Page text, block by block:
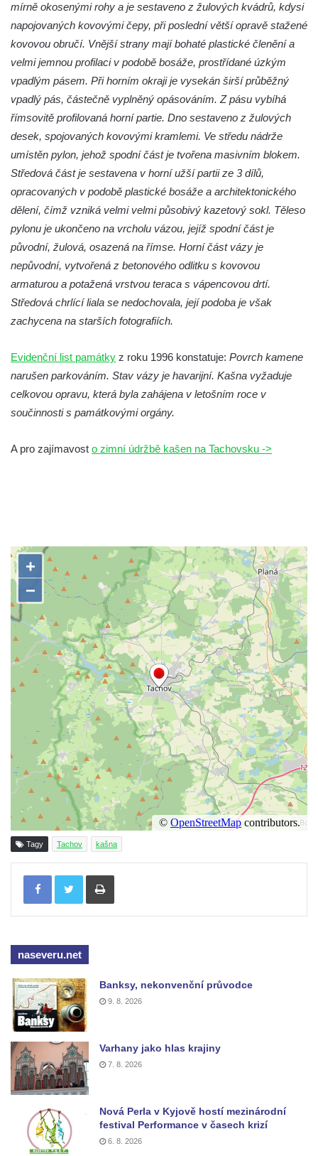
Leipzig
Kamenná kašna na styku tří CHKO v České
Kamenici
Kašna na náměstí Míru v Bochově
Kašna na čestném dvoře zámku v
Duchcově
Kašna s reliéfem v Knížecí zahradě v
Duchcově
Kašna na náměstí Republiky v Duchcově
Kašna na náměstí T. G. Masaryka ve
Kašna u sochy svatého Jakuba della Marca
u kláštera v Hejnicích
Fontána na náměstí E. Beneše v Milevsku
Kašna na Masarykově náměstí v Polici nad
Kašna v Sadech Československé armády v
Teplicích před budovou Kamenných lázní
Pamětní kašna přírodních léčivých zdrojů v
parku u Hadích lázní v Teplicích
Fontána u Městského úřadu v Tanvaldu
Libochovanech
Kašna na náměstí Tomáše Garrigue
Masaryka v České Lípě
Kašna na Mírovém náměstí v Postoloprtech
Bývalá kašna u křižovatky v Mostecké ulici
před domem čp. 2150 v Litvínově
Kamenná nádrž na vodu před kostelem
svatých Šimona a Judy v Lipové u Šluknova
Kašna na náměstí ve Chřibské
Kašna v bývalém parku ve Sládkově ulici u
Domova seniorů v České Kamenici
Fontána u podchodu na konci promenády u
hlavního nádraží v Ústí nad Labem
Fontána se slunečními hodinami na
Lidickém náměstí v Ústí nad Labem
Labem
Gasse v Drážďanech
Kašna před budovou sýpky v zámeckém
areálu v Liběchově
Kašna u obecního úřadu v Jetřichovicích
Kašna v parku v Horním Podluží
Kašna Hynie na kruhovém objezdu u
náměstí Svobody v Teplicích
Fontána v parku na Mírovém náměstí v
Kašna Glaverbel v ulici Alejní u zámecké
zahrady v Teplicích
mírně okosenými rohy a je sestaveno z žulových kvádrů, kdysi
napojovaných kovovými čepy, při poslední větší opravě stažené
kovovou obručí. Vnější strany mají bohaté plastické členění a
velmi jemnou profilaci v podobě bosáže, prostřídané úzkým
vpadlým pásem. Při horním okraji je vysekán širší průběžný
vpadlý pás, částečně vyplněný opásováním. Z pásu vybíhá
římsovitě profilovaná horní partie. Dno sestaveno z žulových
desek, spojovaných kovovými kramlemi. Ve středu nádrže
umístěn pylon, jehož spodní část je tvořena masivním blokem.
Středová část je sestavena v horní užší partii ze 3 dílů,
opracovaných v podobě plastické bosáže a architektonického
dělení, čímž vzniká velmi velmi působivý kazetový sokl. Těleso
pylonu je ukončeno na vrcholu vázou, jejíž spodní část je
původní, žulová, osazená na římse. Horní část vázy je
nepůvodní, vytvořená z betonového odlitku s kovovou
armaturou a potažená vrstvou teraca s vápencovou drtí.
Středová chrlící liala se nedochovala, její podoba je však
zachycena na starších fotografiích.
Evidenční list památky z roku 1996 konstatuje: Povrch kamene
narušen parkováním. Stav vázy je havarijní. Kašna vyžaduje
celkovou opravu, která byla zahájena v letošním roce v
součinnosti s památkovými orgány.
A pro zajímavost o zimní údržbě kašen na Tachovsku ->
Tagy Tachov kašna
Tisknout
naseveru.net
Banksy, nekonvenční průvodce
9. 8. 2026
Varhany jako hlas krajiny
7. 8. 2026
Nová Perla v Kyjově hostí mezinárodní
festival Performance v časech krizí
6. 8. 2026